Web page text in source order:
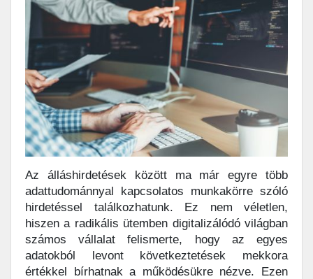
Az álláshirdetések között ma már egyre több
adattudománnyal kapcsolatos munkakörre szóló
hirdetéssel találkozhatunk. Ez nem véletlen,
hiszen a radikális ütemben digitalizálódó világban
számos vállalat felismerte, hogy az egyes
adatokból levont következtetések mekkora
értékkel bírhatnak a működésükre nézve. Ezen